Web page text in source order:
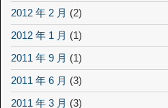
2012 年 2 月 (2)
2012 年 1 月 (1)
2011 年 9 月 (1)
2011 年 6 月 (3)
2011 年 3 月 (3)